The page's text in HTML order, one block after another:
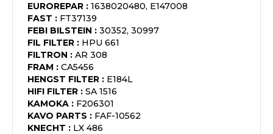
EUROREPAR : 1638020480, E147008
FAST : FT37139
FEBI BILSTEIN : 30352, 30997
FIL FILTER : HPU 661
FILTRON : AR 308
FRAM : CA5456
HENGST FILTER : E184L
HIFI FILTER : SA 1516
KAMOKA : F206301
KAVO PARTS : FAF-10562
KNECHT : LX 486